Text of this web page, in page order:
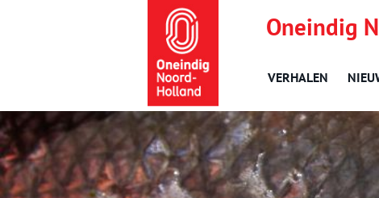
Oneindig
VERHALEN